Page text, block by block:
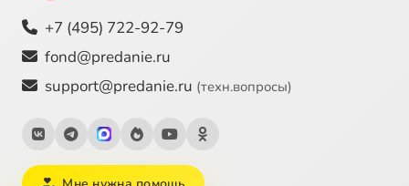
+7 (495) 722-92-79
fond@predanie.ru
support@predanie.ru (техн.вопросы)